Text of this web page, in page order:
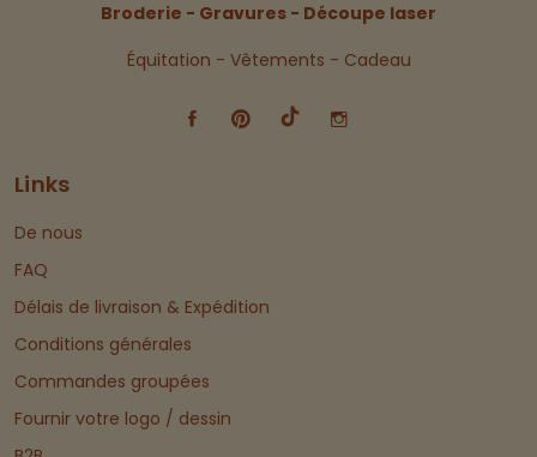
Broderie - Gravures - Découpe laser
Équitation - Vêtements - Cadeau
Links
De nous
FAQ
Délais de livraison & Expédition
Conditions générales
Commandes groupées
Fournir votre logo / dessin